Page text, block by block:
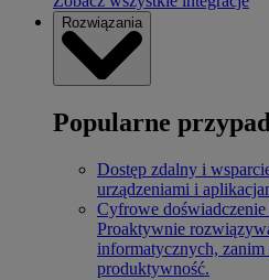
Rozwiązania
Popularne
Dostęp zdalny i
urządzeniami i
Cyfrowe
Proaktywnie
informatycznych, zanim
produktywność.